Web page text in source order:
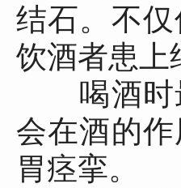
结石。不
饮酒者患上
喝酒时最
会在酒的
胃痉挛。